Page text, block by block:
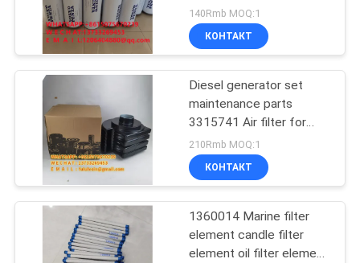
3826215-0 морской
генераторный
комплект элемент
382615
машиностроительная
техника3826215
140Rmb MOQ:1
КОНТАКТ
Diesel generator set
maintenance parts
3315741 Air filter for
diesel generator set
AH1101 snail air filter
element AH1100
210Rmb MOQ:1
КОНТАКТ
1360014 Marine filter
element candle filter
element oil filter element